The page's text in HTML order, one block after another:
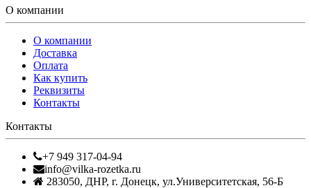
О компании
О компании
Доставка
Оплата
Как купить
Реквизиты
Контакты
Контакты
+7 949 317-04-94
info@vilka-rozetka.ru
283050, ДНР, г. Донецк, ул.Университетская, 56-Б